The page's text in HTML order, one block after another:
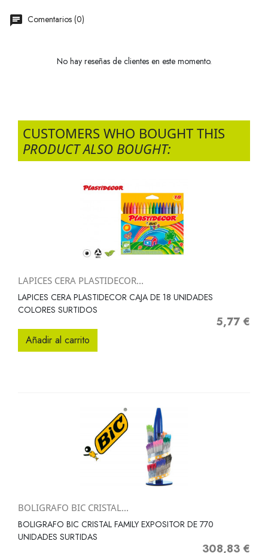
Comentarios (0)
No hay reseñas de clientes en este momento.
CUSTOMERS WHO BOUGHT THIS
PRODUCT ALSO BOUGHT:
LAPICES CERA PLASTIDECOR...
LAPICES CERA PLASTIDECOR CAJA DE 18 UNIDADES
COLORES SURTIDOS
Precio
5,77 €
Añadir al carrito
BOLIGRAFO BIC CRISTAL...
BOLIGRAFO BIC CRISTAL FAMILY EXPOSITOR DE 770
UNIDADES SURTIDAS
Precio
308,83 €